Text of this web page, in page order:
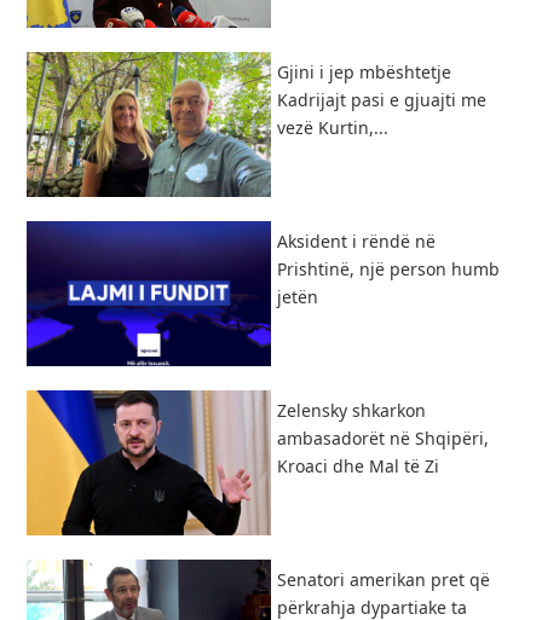
Gjini i jep mbështetje
Kadrijajt pasi e gjuajti me
vezë Kurtin,...
Aksident i rëndë në
Prishtinë, një person humb
jetën
Zelensky shkarkon
ambasadorët në Shqipëri,
Kroaci dhe Mal të Zi
Senatori amerikan pret që
përkrahja dypartiake ta